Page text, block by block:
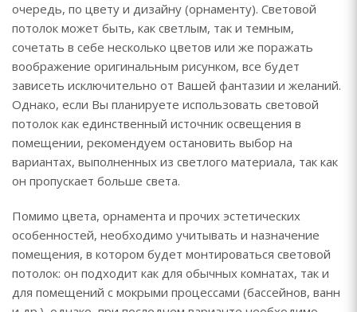
очередь, по цвету и дизайну (орнаменту). Световой
потолок может быть, как светлым, так и темным,
сочетать в себе несколько цветов или же поражать
воображение оригинальным рисунком, все будет
зависеть исключительно от Вашей фантазии и желаний.
Однако, если Вы планируете использовать световой
потолок как единственный источник освещения в
помещении, рекомендуем остановить выбор на
вариантах, выполненных из светлого материала, так как
он пропускает больше света.
Помимо цвета, орнамента и прочих эстетических
особенностей, необходимо учитывать и назначение
помещения, в котором будет монтироваться световой
потолок: он подходит как для обычных комнатах, так и
для помещений с мокрыми процессами (бассейнов, ванн